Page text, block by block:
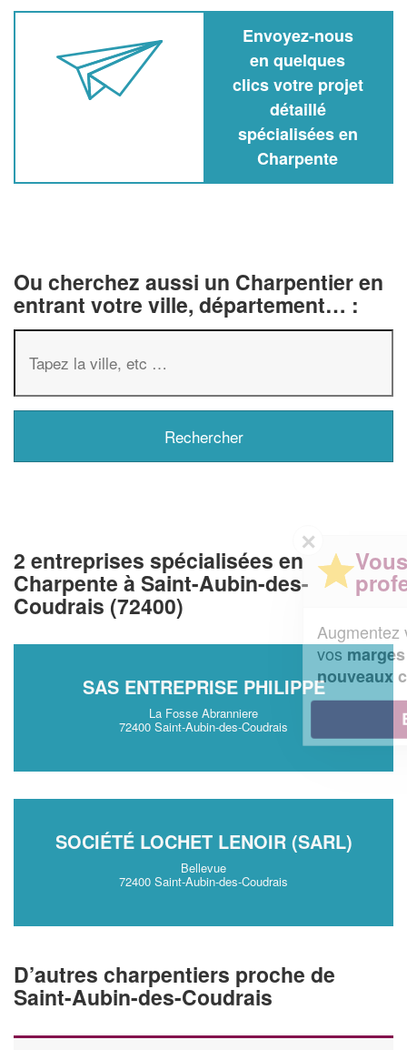
Envoyez-nous
en quelques
clics votre projet
détaillé
spécialisées en
Charpente
Ou cherchez aussi un Charpentier en
entrant votre ville, département… :
2 entreprises spécialisées en
Charpente à Saint-Aubin-des-
Coudrais (72400)
SAS ENTREPRISE PHILIPPE
La Fosse Abranniere
72400 Saint-Aubin-des-Coudrais
SOCIÉTÉ LOCHET LENOIR (SARL)
Bellevue
72400 Saint-Aubin-des-Coudrais
D’autres charpentiers proche de
Saint-Aubin-des-Coudrais
Vous êtes un
professionnel ?
chiffre d'affaireset
tout en gagnant de
nouveaux clients!
En savoir plus